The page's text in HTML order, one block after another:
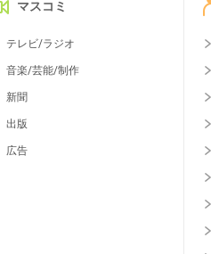
マスコミ
テレビ/ラジオ
音楽/芸能/制作
新聞
出版
広告